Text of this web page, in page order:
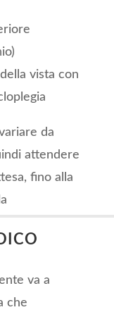
vista con
da
attendere
fino alla
va a
che